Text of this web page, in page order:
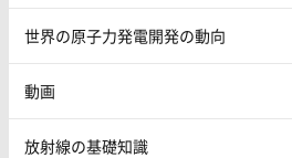
世界の原子力発電開発の動向
動画
放射線の基礎知識